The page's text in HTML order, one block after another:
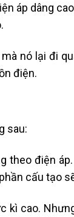
áp dâng
nó lại đi
điện.
sau:
theo điện
cấu tạo
kì cao.